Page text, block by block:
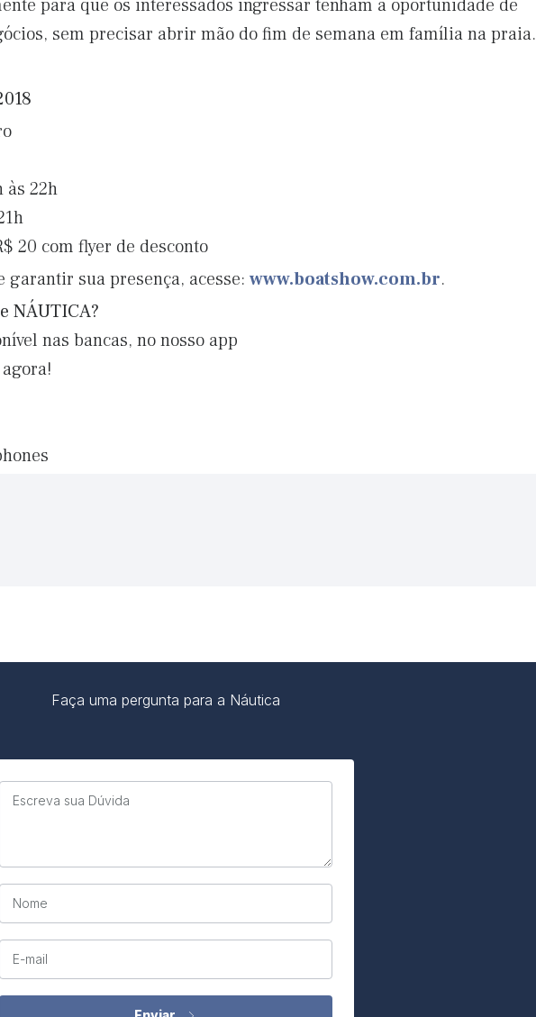
para que os interessados ingressar tenham a oportunidade de
sem precisar abrir mão do fim de semana em família na praia.
às 22h
20 com flyer de desconto
garantir sua presença, acesse: www.boatshow.com.br.
NÁUTICA?
nas bancas, no nosso app
Faça uma pergunta para a Náutica
Escreva sua Dúvida
Nome
E-mail